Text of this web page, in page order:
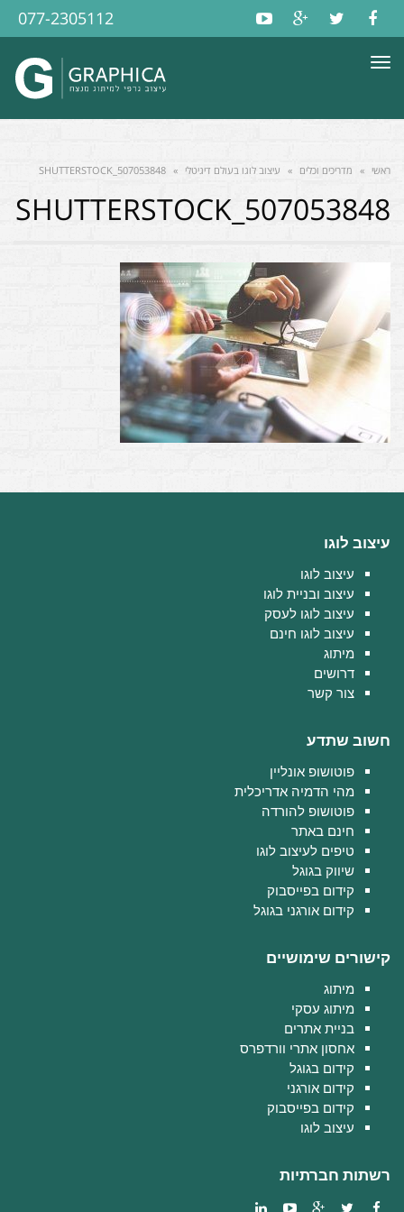
077-2305112
תפריט
ראשי » מדריכים וכלים » עיצוב לוגו בעולם דיגיטלי »
SHUTTERSTOCK_507053848
SHUTTERSTOCK_507053848
עיצוב לוגו
עיצוב לוגו
עיצוב ובניית לוגו
עיצוב לוגו לעסק
עיצוב לוגו חינם
מיתוג
דרושים
צור קשר
חשוב שתדע
פוטושופ אונליין
מהי הדמיה אדריכלית
פוטושופ להורדה
חינם באתר
טיפים לעיצוב לוגו
שיווק בגוגל
קידום בפייסבוק
קידום אורגני בגוגל
קישורים שימושיים
מיתוג
מיתוג עסקי
בניית אתרים
אחסון אתרי וורדפרס
קידום בגוגל
קידום אורגני
קידום בפייסבוק
עיצוב לוגו
רשתות חברתיות